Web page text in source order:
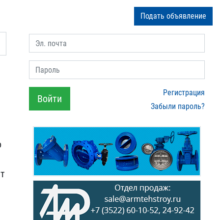
Подать объявление
Эл. почта
Пароль
Войти
Регистрация
Забыли пароль?